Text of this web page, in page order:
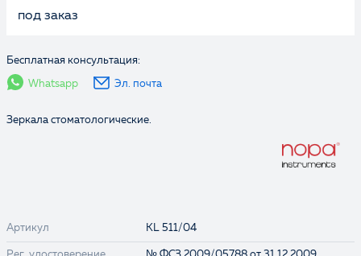
под заказ
Бесплатная консультация:
Whatsapp Эл. почта
Зеркала стоматологические.
Артикул KL 511/04